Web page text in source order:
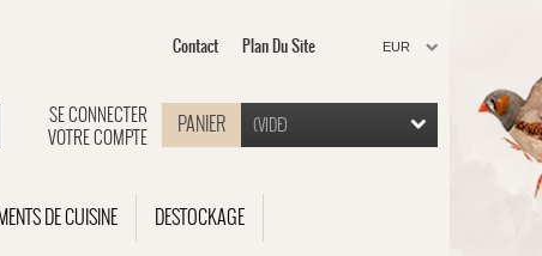
EUR
Contact Plan Du Site
PANIER (VIDE)
SE CONNECTER
VOTRE COMPTE
DE CUISINE DESTOCKAGE